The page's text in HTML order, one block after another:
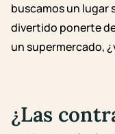
buscamos un lugar
divertido ponerte
un supermercado,
¿Las